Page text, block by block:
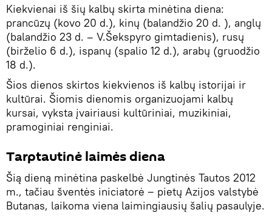
Kiekvienai iš šių kalbų skirta minėtina diena:
prancūzų (kovo 20 d.), kinų (balandžio 20 d. ), anglų
(balandžio 23 d. – V.Šekspyro gimtadienis), rusų
(birželio 6 d.), ispanų (spalio 12 d.), arabų (gruodžio
18 d.).
Šios dienos skirtos kiekvienos iš kalbų istorijai ir
kultūrai. Šiomis dienomis organizuojami kalbų
kursai, vyksta įvairiausi kultūriniai, muzikiniai,
pramoginiai renginiai.
Tarptautinė laimės diena
Šią dieną minėtina paskelbė Jungtinės Tautos 2012
m., tačiau šventės iniciatorė ‒ pietų Azijos valstybė
Butanas, laikoma viena laimingiausių šalių pasaulyje.